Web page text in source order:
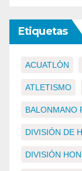
Etiquetas
ACUATLÓN
ATLETISMO
BALONMANO
DIVISIÓN DE
DIVISIÓN